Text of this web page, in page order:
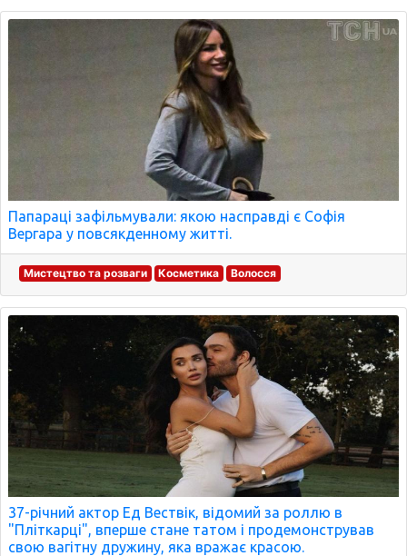
Папараці зафільмували: якою насправді є Софія
Вергара у повсякденному житті.
Мистецтво та розваги Косметика Волосся
37-річний актор Ед Вествік, відомий за роллю в
"Пліткарці", вперше стане татом і продемонстрував
свою вагітну дружину, яка вражає красою.